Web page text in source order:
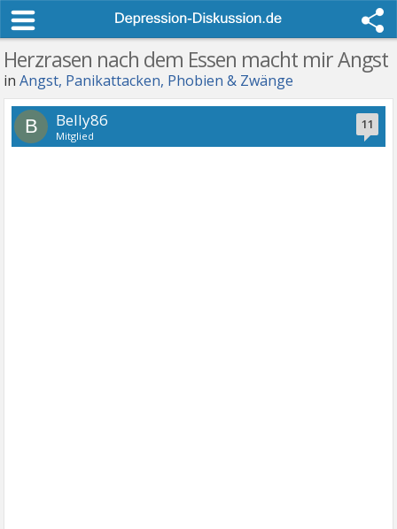
Herzrasen nach dem Essen macht mir Angst
inAngst, Panikattacken, Phobien & Zwänge
11
B Belly86
Mitglied